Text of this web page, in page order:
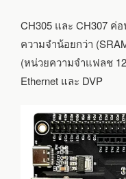
CH305 และ CH307 ค่
ความจำน้อยกว่า
(หน่วยความจำแฟลช
Ethernet และ DVP